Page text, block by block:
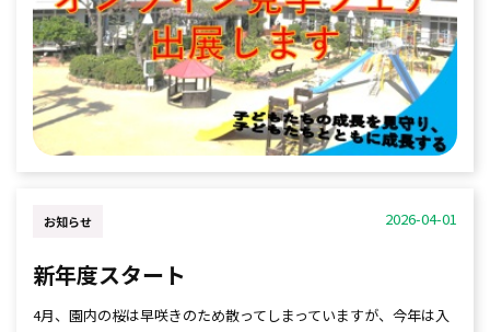
2026-04-01
お知らせ
新年度スタート
4月、園内の桜は早咲きのため散ってしまっていますが、今年は入